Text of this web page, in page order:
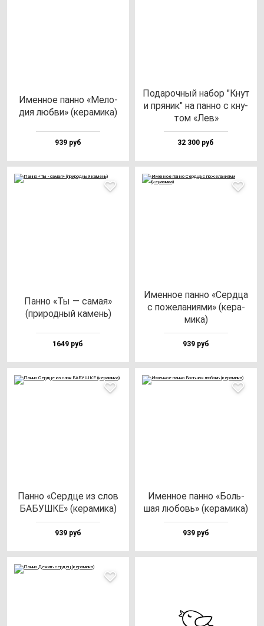
Имен­ное пан­но «Мело­
дия люб­ви» (ке­ра­ми­ка)
939 руб
Пода­роч­ный на­бор "Кнут
и пря­ник" на пан­но с кну­
том «Лев»
32 300 руб
Пан­но «Ты — са­мая»
(при­род­ный ка­мень)
1649 руб
Имен­ное пан­но «Сер­дца
с по­же­ла­ни­ями» (ке­ра­
ми­ка)
939 руб
Пан­но «Сер­дце из слов
БАБУШКЕ» (ке­ра­ми­ка)
939 руб
Имен­ное пан­но «Боль­
шая лю­бовь» (ке­ра­ми­ка)
939 руб